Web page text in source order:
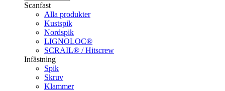
Scanfast
Alla produkter
Kustspik
Nordspik
LIGNOLOC®
SCRAIL® / Hitscrew
Infästning
Spik
Skruv
Klammer